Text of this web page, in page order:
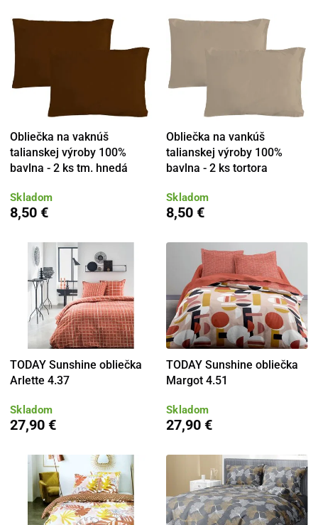
Obliečka na vaknúš
talianskej výroby 100%
bavlna - 2 ks tm. hnedá
Skladom
8,50 €
Obliečka na vankúš
talianskej výroby 100%
bavlna - 2 ks tortora
Skladom
8,50 €
TODAY Sunshine obliečka
Arlette 4.37
Skladom
27,90 €
TODAY Sunshine obliečka
Margot 4.51
Skladom
27,90 €